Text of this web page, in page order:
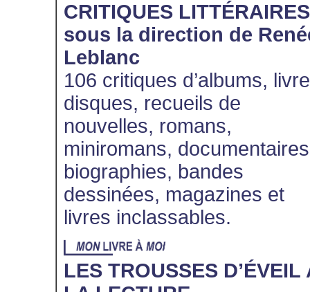
CRITIQUES LITTÉRAIRES
sous la direction de
Leblanc
106 critiques d’albums,
disques, recueils de
nouvelles, romans,
miniromans,
biographies, bandes
dessinées, magazines et
livres inclassables.
LES TROUSSES D’ÉVEIL